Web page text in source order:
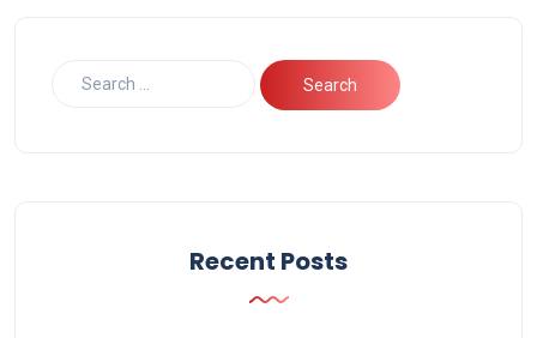
Recent Posts